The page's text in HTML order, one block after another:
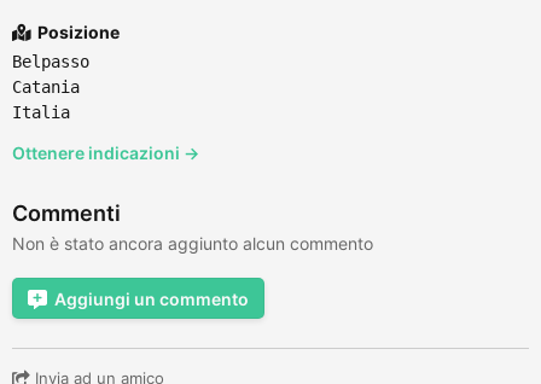
Posizione
Belpasso
Catania
Italia
Ottenere indicazioni →
Commenti
Non è stato ancora aggiunto alcun commento
Aggiungi un commento
Invia ad un amico